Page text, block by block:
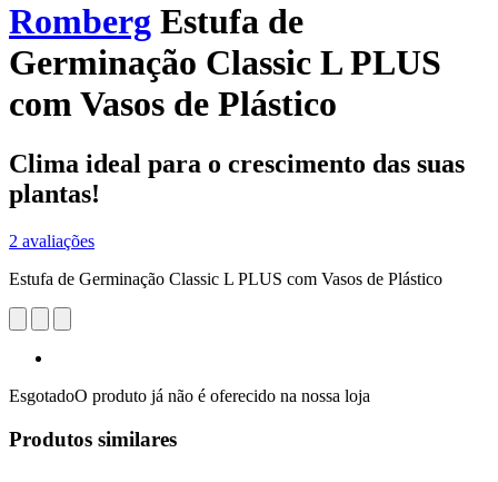
Romberg Estufa de
Germinação Classic L PLUS
com Vasos de Plástico
Clima ideal para o crescimento das suas
plantas!
2 avaliações
Estufa de Germinação Classic L PLUS com Vasos de Plástico
EsgotadoO produto já não é oferecido na nossa loja
Produtos similares